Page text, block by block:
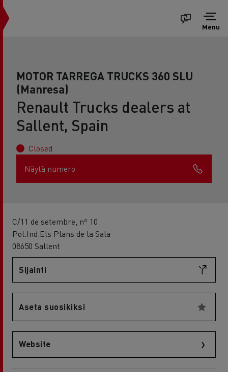
Menu
MOTOR TARREGA TRUCKS 360 SLU
(Manresa)
Renault Trucks dealers at
Sallent, Spain
Closed
Näytä numero
C/11 de setembre, nº 10
Pol.Ind.Els Plans de la Sala
08650 Sallent
Sijainti
Aseta suosikiksi
Website